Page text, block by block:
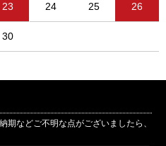
23 24 25 26
30
期などご不明な点がございましたら、